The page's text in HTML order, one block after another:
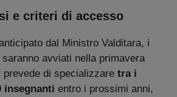
e criteri di accesso
dal Ministro Valditara, i
avviati nella primavera
prevede di specializzare tra i
insegnanti entro i prossimi anni,